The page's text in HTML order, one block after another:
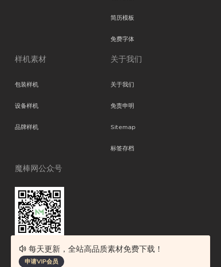
简历模板
免费字体
样机素材
包装样机
设备样机
品牌样机
关于我们
关于我们
免责申明
Sitemap
标签存档
魔棒网公众号
魔棒网提供优质设计模板下载，分享优秀的设计。素材包含了APP设计、
每天更新，全站高品质素材免费下载！
申请VIP会员